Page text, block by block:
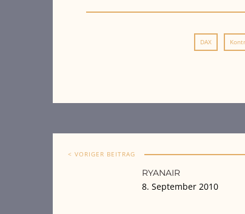
DAX
< VORIGER BEITRAG
RYANAIR
8. September 2010